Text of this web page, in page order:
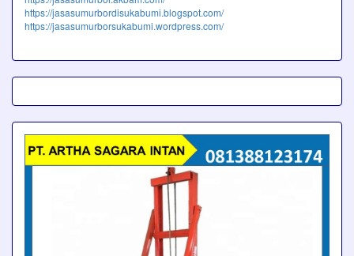
https://jasasumurbordisukabumi.blogspot.com/
https://jasasumurborsukabumi.wordpress.com/